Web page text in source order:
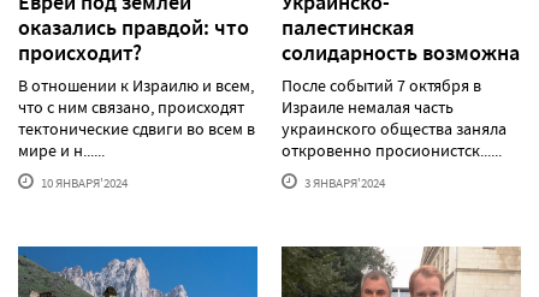
оказались правдой: что
происходит?
В отношении к Израилю и всем,
что с ним связано, происходят
тектонические сдвиги во всем в
мире и н......
10 ЯНВАРЯ'2024
палестинская
солидарность возможна
После событий 7 октября в
Израиле немалая часть
украинского общества заняла
откровенно просионистск......
3 ЯНВАРЯ'2024